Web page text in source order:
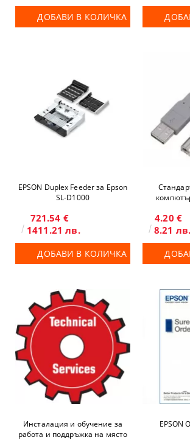
ДОБАВИ В КОЛИЧКА
EPSON Duplex Feeder за Epson
SL-D1000
721.54 €
1411.21 лв.
ДОБАВИ В КОЛИЧКА
4.20 €
8.21 лв.
Инсталация и обучение за
работа и поддръжка на място
EPSON